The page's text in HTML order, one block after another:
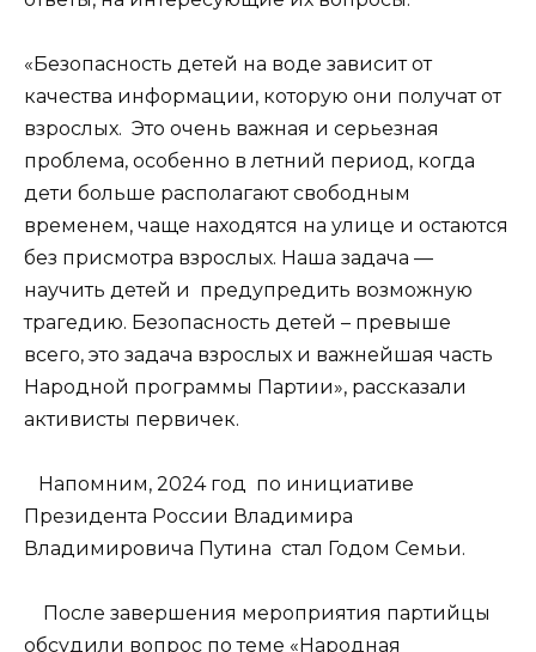
«Безопасность детей на воде зависит от
качества информации, которую они получат от
взрослых. Это очень важная и серьезная
проблема, особенно в летний период, когда
дети больше располагают свободным
временем, чаще находятся на улице и остаются
без присмотра взрослых. Наша задача —
научить детей и предупредить возможную
трагедию. Безопасность детей – превыше
всего, это задача взрослых и важнейшая часть
Народной программы Партии», рассказали
активисты первичек.
Напомним, 2024 год по инициативе
Президента России Владимира
Владимировича Путина стал Годом Семьи.
После завершения мероприятия партийцы
обсудили вопрос по теме «Народная